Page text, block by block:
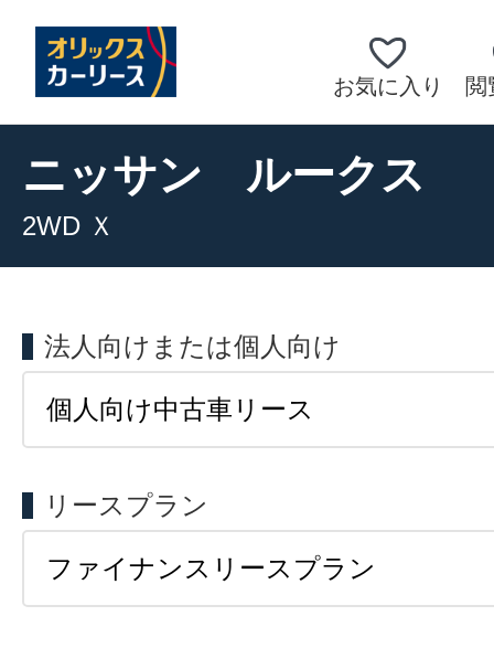
お気に入り 閲
ニッサン ルークス
2WD Ｘ
法人向けまたは個人向け
リースプラン